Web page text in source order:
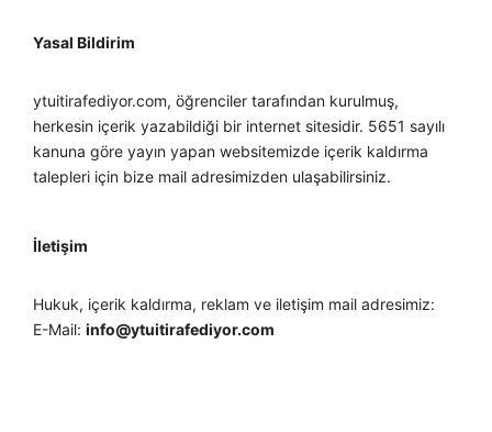
Yasal Bildirim
ytuitirafediyor.com, öğrenciler tarafından kurulmuş,
herkesin içerik yazabildiği bir internet sitesidir. 5651 sayılı
kanuna göre yayın yapan websitemizde içerik kaldırma
talepleri için bize mail adresimizden ulaşabilirsiniz.
İletişim
Hukuk, içerik kaldırma, reklam ve iletişim mail adresimiz:
E-Mail: info@ytuitirafediyor.com